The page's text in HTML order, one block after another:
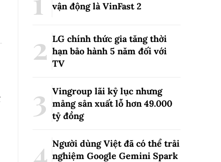
vận động là VinFast2
LG chính thức gia tăng thời
hạn bảo hành 5 năm đối với
TV
Vingroup lãi kỷ lục nhưng
mảng sản xuất lỗ hơn 49.000
tỷ đồng
Người dùng Việt đã có thể trải
nghiệm Google Gemini Spark